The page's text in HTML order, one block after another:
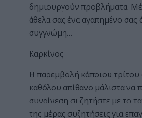
δημιουργούν προβλήματα.
άθελα σας ένα αγαπημένο σας
συγγνώμη…
Καρκίνος
Η παρεμβολή κάποιου τρίτου
καθόλου απίθανο μάλιστα να
συναίνεση συζητήστε με το
της μέρας συζητήσεις για